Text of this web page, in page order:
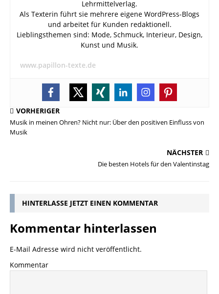
Lehrmittelverlag.
Als Texterin führt sie mehrere eigene WordPress-Blogs
und arbeitet für Kunden redaktionell.
Lieblingsthemen sind: Mode, Schmuck, Interieur, Design,
Kunst und Musik.
www.papillon-texte.de
VORHERIGER
Musik in meinen Ohren? Nicht nur: Über den positiven Einfluss von
Musik
NÄCHSTER
Die besten Hotels für den Valentinstag
HINTERLASSE JETZT EINEN KOMMENTAR
Kommentar hinterlassen
E-Mail Adresse wird nicht veröffentlicht.
Kommentar